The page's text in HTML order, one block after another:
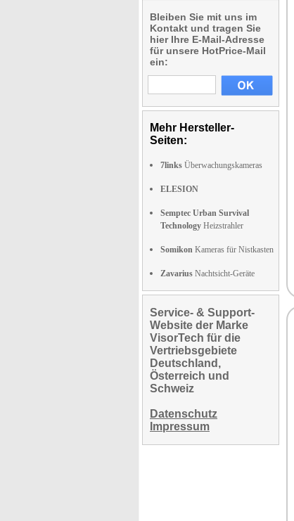
Bleiben Sie mit uns im
Kontakt und tragen Sie
hier Ihre E-Mail-Adresse
für unsere HotPrice-Mail
ein:
Mehr Hersteller-
Seiten:
7links Überwachungskameras
ELESION
Semptec Urban Survival
Technology Heizstrahler
Somikon Kameras für Nistkasten
Zavarius Nachtsicht-Geräte
Service- & Support-
Website der Marke
VisorTech für die
Vertriebsgebiete
Deutschland,
Österreich und
Schweiz
Datenschutz
Impressum